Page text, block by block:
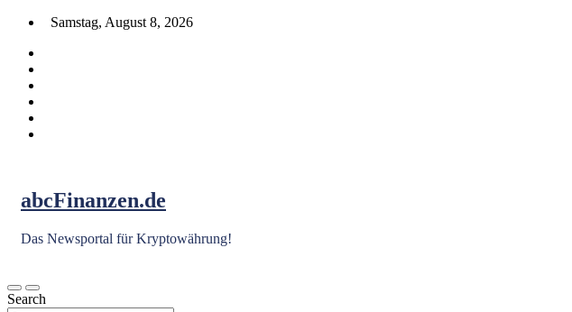
Skip
content
Samstag, August 8, 2026
abcFinanzen.de
Das Newsportal für Kryptowährung!
Search